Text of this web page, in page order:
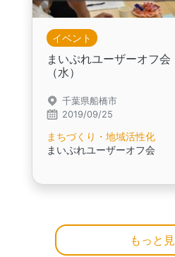
イベント
まいぷれユーザーオフ
（水）
千葉県船橋市
2019/09/25
まちづくり・地域活性化
まいぷれユーザーオフ会
もっと